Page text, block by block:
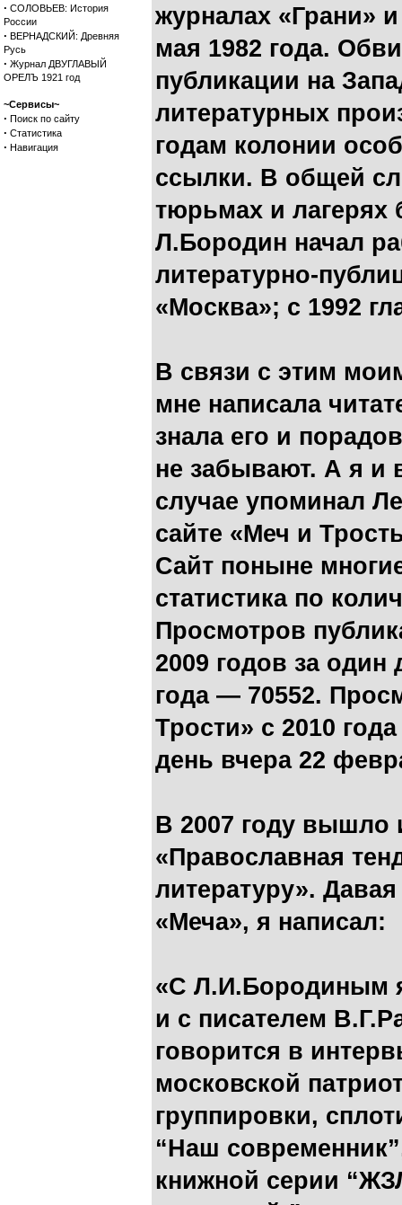
· СОЛОВЬЕВ: История
России
· ВЕРНАДСКИЙ: Древняя
Русь
· Журнал ДВУГЛАВЫЙ
ОРЕЛЪ 1921 год
~Сервисы~
· Поиск по сайту
· Статистика
· Навигация
журналах «Грани»
мая 1982 года.
публикации на
литературных
годам колонии
ссылки. В общей
тюрьмах и лагерях
Л.Бородин начал
литературно-
«Москва»; с 1992
В связи с этим
мне написала
знала его и
не забывают. А я и
случае упоминал
сайте «Меч и
Сайт поныне
статистика по
Просмотров
2009 годов за один
года — 70552.
Трости» с 2010
день вчера 22
В 2007 году вышло
«Православная
литературу».
«Меча», я написал:
«С Л.И.Бородиным
и с писателем
говорится в
московской
группировки,
“Наш
книжной серии